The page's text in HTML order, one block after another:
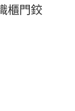
櫃門鉸